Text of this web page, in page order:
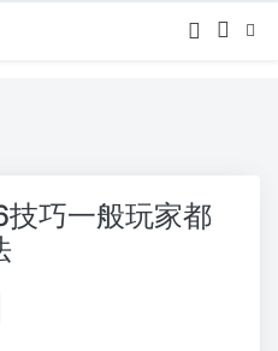
技巧一般玩家都